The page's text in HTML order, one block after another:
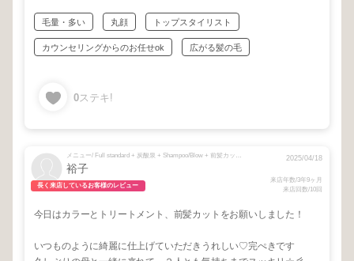
毛量・多い 丸顔 トップスタイリスト
カウンセリングからのお任せok 広がる髪の毛
0ステキ!
メニュー/ Full standard + 炭酸泉 + Shampoo/Blow + 前髪カット + TOKIO LIMITED トリートメント
裕子
長く来店しているお客様のレビュー
2025/04/18
来店年数/3年9ヶ月
来店回数/10回
今日はカラーとトリートメント、前髪カットをお願いしました！
いつものように綺麗に仕上げていただきうれしい♡完ぺきです